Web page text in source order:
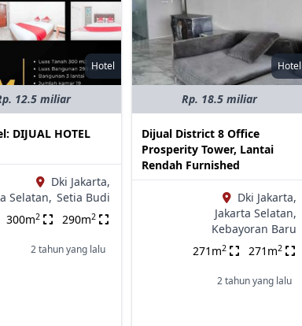
Hotel
12.5 miliar
DIJUAL HOTEL
Dki Jakarta,
Selatan, Setia Budi
300m2 290m2
2 tahun yang lalu
Hotel
Rp. 18.5 miliar
Dijual District 8 Office
Prosperity Tower, Lantai
Rendah Furnished
Dki Jakarta,
Jakarta Selatan,
Kebayoran Baru
271m2 271m2
2 tahun yang lalu